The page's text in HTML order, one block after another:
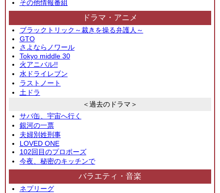
その他情報番組
ドラマ・アニメ
ブラックトリック～裁きを操る弁護人～
GTO
さよならノワール
Tokyo middle 30
火アニバル!!
水ドライレブン
ラストノート
土ドラ
＜過去のドラマ＞
サバ缶、宇宙へ行く
銀河の一票
夫婦別姓刑事
LOVED ONE
102回目のプロポーズ
今夜、秘密のキッチンで
バラエティ・音楽
ネプリーグ